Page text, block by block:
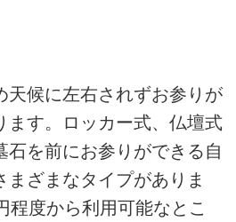
天候に左右されずお参りが
ます。ロッカー式、仏壇式
石を前にお参りができる自
まざまなタイプがありま
程度から利用可能なとこ